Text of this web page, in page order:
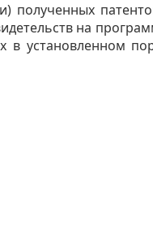
полученных
на
в установленном